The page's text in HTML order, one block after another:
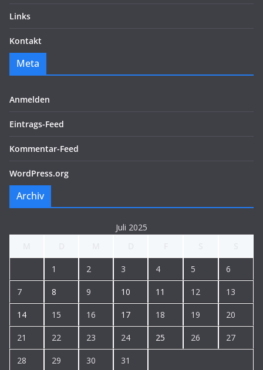
Links
Kontakt
Meta
Anmelden
Eintrags-Feed
Kommentar-Feed
WordPress.org
Archiv
Juli 2025
1 2 3 4 5 6
7 8 9 10 11 12 13
14 15 16 17 18 19 20
21 22 23 24 25 26 27
28 29 30 31